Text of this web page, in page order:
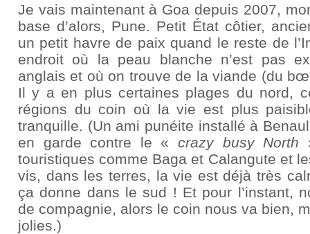
Je vais maintenant à Goa depuis 2007,
base d’alors, Pune. Petit État côtier,
un petit havre de paix quand le reste de
endroit où la peau blanche n’est pas
anglais et où on trouve de la viande (du
Il y a en plus certaines plages du nord,
régions du coin où la vie est plus
tranquille. (Un ami punéite installé à
en garde contre le «crazy busy North
touristiques comme Baga et Calangute et
vis, dans les terres, la vie est déjà très
ça donne dans le sud ! Et pour l’instant,
de compagnie, alors le coin nous va bien,
jolies.)